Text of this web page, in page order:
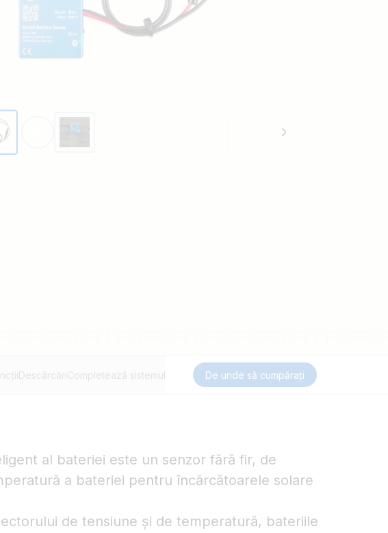
DescărcăriCompletează sistemul De unde să cumpărați
al bateriei este un senzor fără fir, de
a bateriei pentru încărcătoarele solare
de tensiune și de temperatură, bateriile